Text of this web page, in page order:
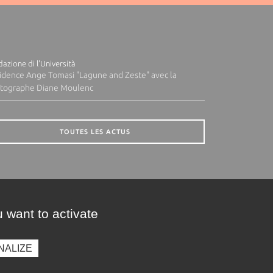
di l'Università
Ange Tomasi "Lagune and Zeste" avec la
Diane Moulenc
TOUTES LES ACTUS
want to activate